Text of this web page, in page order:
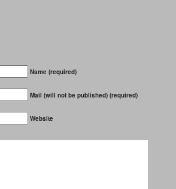
Name (required)
Mail (will not be published) (required)
Website